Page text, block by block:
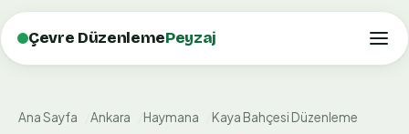
Çevre DüzenlemePeyzaj
Ana Sayfa Ankara Haymana Kaya Bahçesi Düzenleme